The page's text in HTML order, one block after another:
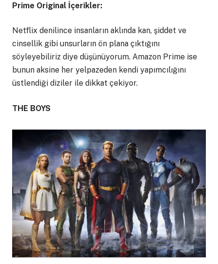
Prime Original İçerikler:
Netflix denilince insanların aklında kan, şiddet ve
cinsellik gibi unsurların ön plana çıktığını
söyleyebiliriz diye düşünüyorum. Amazon Prime ise
bunun aksine her yelpazeden kendi yapımcılığını
üstlendiği diziler ile dikkat çekiyor.
THE BOYS